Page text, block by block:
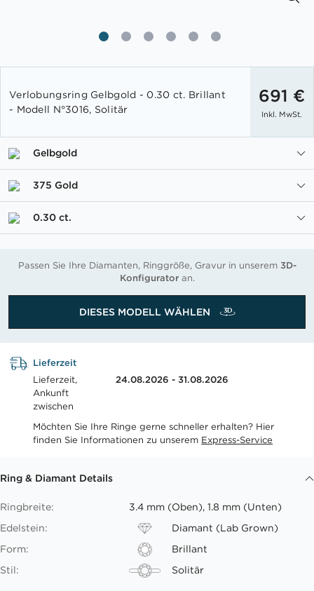
Anfang
der
Bildgalerie
Verlobungsring Gelbgold - 0.30 ct. Brillant
- Modell N°3016, Solitär
691 €
Inkl. MwSt.
Gelbgold
375 Gold
0.30 ct.
Passen Sie Ihre Diamanten, Ringgröße, Gravur in unserem 3D-
Konfiguratoran.
DIESES MODELL WÄHLEN
Lieferzeit
Lieferzeit,
Ankunft
zwischen
24.08.2026 - 31.08.2026
Möchten Sie Ihre Ringe gerne schneller erhalten? Hier
finden Sie Informationen zu unserem Express-Service
Ring & Diamant Details
Ringbreite:
3.4 mm (Oben), 1.8 mm (Unten)
Edelstein:
Diamant (Lab Grown)
Form:
Brillant
Stil:
Solitär